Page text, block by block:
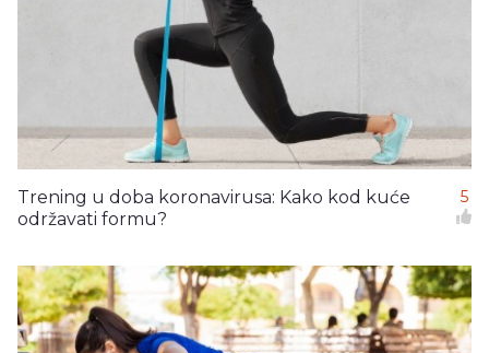
Trening u doba koronavirusa: Kako kod kuće
održavati formu?
5